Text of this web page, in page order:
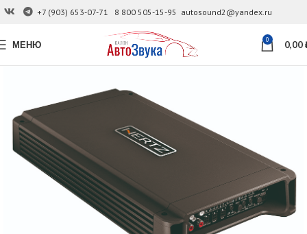
+7 (903) 653-07-71 8 800 505-15-95 autosound2@yandex.ru
МЕНЮ 0 0,00